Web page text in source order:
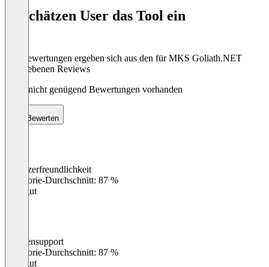
So schätzen User das Tool ein
Die Bewertungen ergeben sich aus den für MKS Goliath.NET
abgegebenen Reviews
Noch nicht genügend Bewertungen vorhanden
Bewerten
Benutzerfreundlichkeit
Kategorie-Durchschnitt: 87 %
Sehr gut
Kundensupport
Kategorie-Durchschnitt: 87 %
Sehr gut